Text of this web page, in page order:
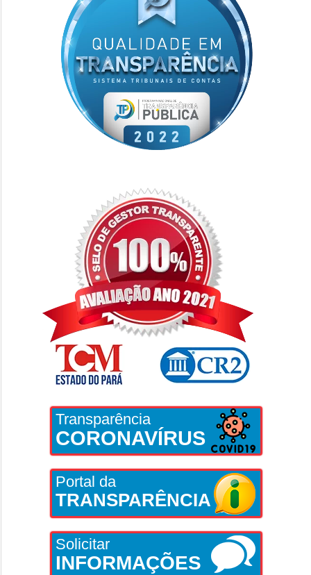
Transparência
CORONAVÍRUS
Portal da
TRANSPARÊNCIA
Solicitar
INFORMAÇÕES